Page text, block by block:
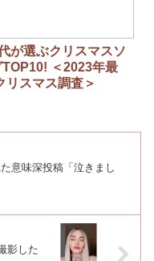
が選ぶクリスマスソ
TOP10! ＜2023年最
リスマス調査＞
意味深投稿「泣きまし
影した